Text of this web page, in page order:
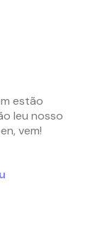
estão
leu nosso
vem!